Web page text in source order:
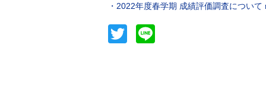
・2022年度春学期 成績評価調査について
Twitter